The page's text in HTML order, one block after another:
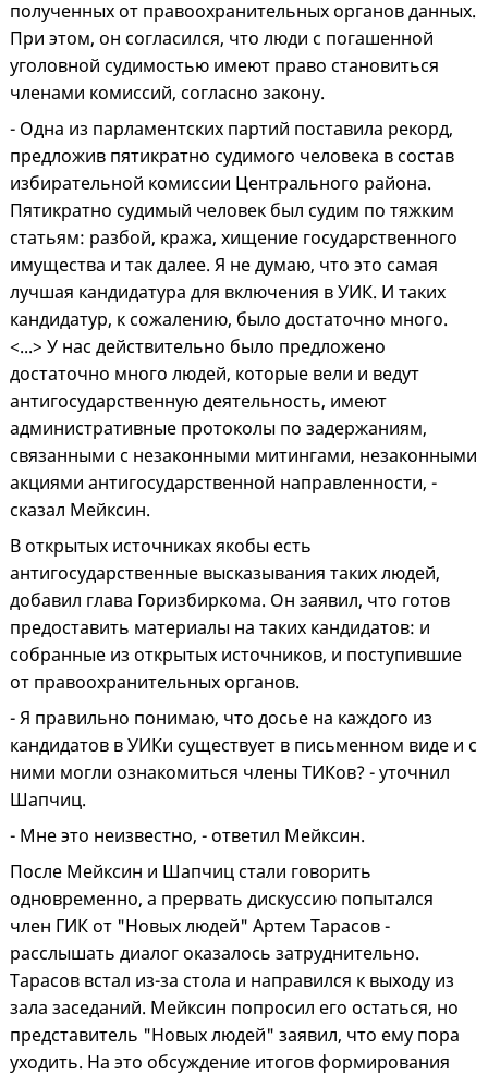
полученных от правоохранительных органов данных.
При этом, он согласился, что люди с погашенной
уголовной судимостью имеют право становиться
членами комиссий, согласно закону.
- Одна из парламентских партий поставила рекорд,
предложив пятикратно судимого человека в состав
избирательной комиссии Центрального района.
Пятикратно судимый человек был судим по тяжким
статьям: разбой, кража, хищение государственного
имущества и так далее. Я не думаю, что это самая
лучшая кандидатура для включения в УИК. И таких
кандидатур, к сожалению, было достаточно много.
<...> У нас действительно было предложено
достаточно много людей, которые вели и ведут
антигосударственную деятельность, имеют
административные протоколы по задержаниям,
связанными с незаконными митингами, незаконными
акциями антигосударственной направленности, -
сказал Мейксин.
В открытых источниках якобы есть
антигосударственные высказывания таких людей,
добавил глава Горизбиркома. Он заявил, что готов
предоставить материалы на таких кандидатов: и
собранные из открытых источников, и поступившие
от правоохранительных органов.
- Я правильно понимаю, что досье на каждого из
кандидатов в УИКи существует в письменном виде и с
ними могли ознакомиться члены ТИКов? - уточнил
Шапчиц.
- Мне это неизвестно, - ответил Мейксин.
После Мейксин и Шапчиц стали говорить
одновременно, а прервать дискуссию попытался
член ГИК от "Новых людей" Артем Тарасов -
расслышать диалог оказалось затруднительно.
Тарасов встал из-за стола и направился к выходу из
зала заседаний. Мейксин попросил его остаться, но
представитель "Новых людей" заявил, что ему пора
уходить. На это обсуждение итогов формирования